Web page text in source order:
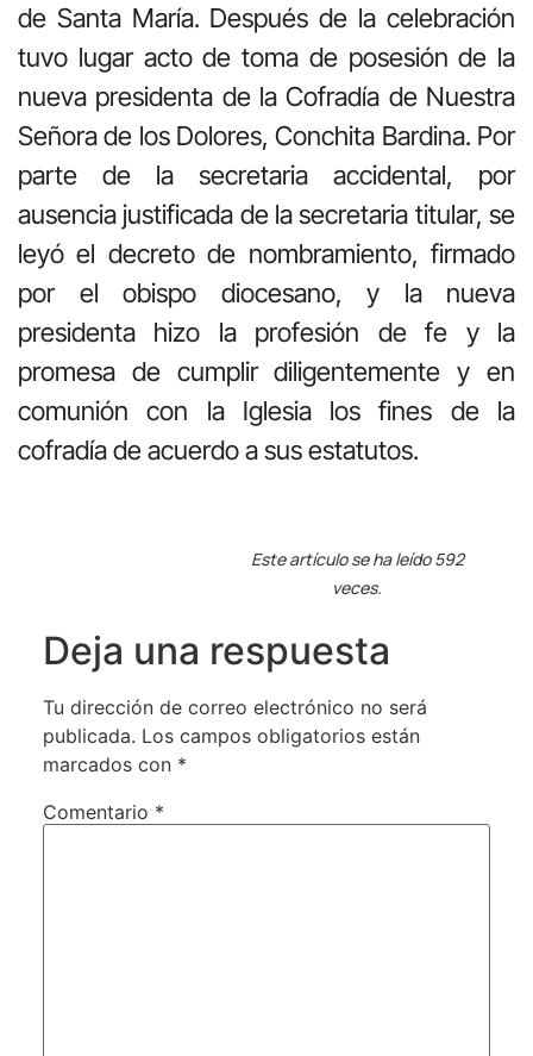
de Santa María. Después de la celebración
tuvo lugar acto de toma de posesión de la
nueva presidenta de la Cofradía de Nuestra
Señora de los Dolores, Conchita Bardina. Por
parte de la secretaria accidental, por
ausencia justificada de la secretaria titular, se
leyó el decreto de nombramiento, firmado
por el obispo diocesano, y la nueva
presidenta hizo la profesión de fe y la
promesa de cumplir diligentemente y en
comunión con la Iglesia los fines de la
cofradía de acuerdo a sus estatutos.
Este artículo se ha leído 592
veces.
Deja una respuesta
Tu dirección de correo electrónico no será
publicada. Los campos obligatorios están
marcados con *
Comentario *